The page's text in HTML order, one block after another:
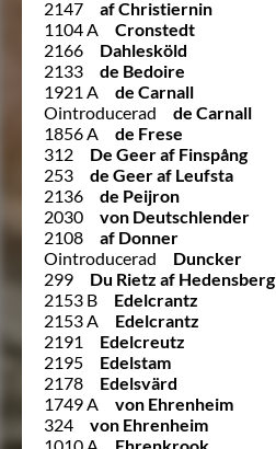
2147
af Christiernin
1104 A
Cronstedt
2166
Dahlesköld
2133
de Bedoire
1921 A
de Carnall
Ointroducerad
de Carnall
1856 A
de Frese
312
De Geer af Finspång
253
de Geer af Leufsta
2136
de Peijron
2030
von Deutschlender
2108
af Donner
Ointroducerad
Duncker
299
Du Rietz af Hedensberg
2153 B
Edelcrantz
2153 A
Edelcrantz
2191
Edelcreutz
2195
Edelstam
2178
Edelsvärd
1749 A
von Ehrenheim
324
von Ehrenheim
1010 A
Ehrenkrook